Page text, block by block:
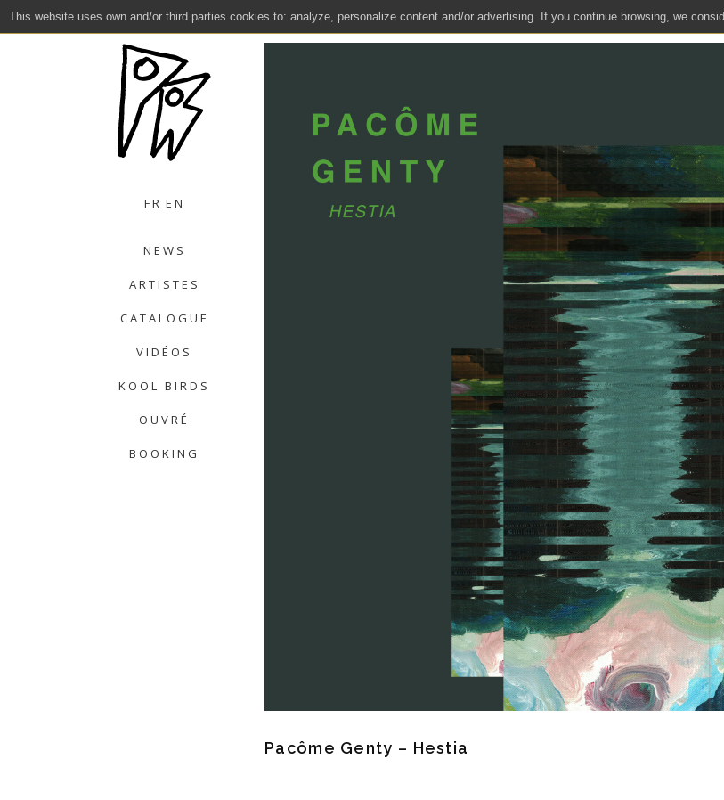
This website uses own and/or third parties cookies to: analyze, personalize content and/or advertising. If you continue browsing, we
Close
FR EN
NEWS
ARTISTES
CATALOGUE
VIDÉOS
KOOL BIRDS
OUVRÉ
BOOKING
Pacôme Genty – Hestia